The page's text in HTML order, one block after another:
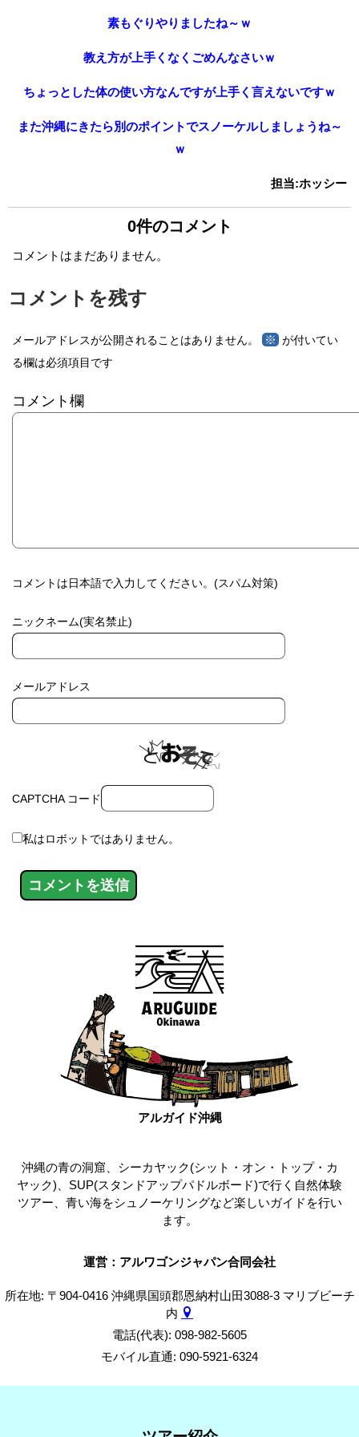
素もぐりやりましたね～ｗ
教え方が上手くなくごめんなさいｗ
ちょっとした体の使い方なんですが上手く言えないですｗ
また沖縄にきたら別のポイントでスノーケルしましょうね～
ｗ
担当:ホッシー
0件のコメント
コメントはまだありません。
コメントを残す
メールアドレスが公開されることはありません。 ※ が付いてい
る欄は必須項目です
コメント欄
コメントは日本語で入力してください。(スパム対策)
ニックネーム(実名禁止)
メールアドレス
CAPTCHA コード
私はロボットではありません。
アルガイド沖縄
沖縄の青の洞窟、シーカヤック(シット・オン・トップ・カ
ヤック)、SUP(スタンドアップパドルボード)で行く自然体験
ツアー、青い海をシュノーケリングなど楽しいガイドを行い
ます。
運営：アルワゴンジャパン合同会社
所在地: 〒904-0416 沖縄県国頭郡恩納村山田3088-3 マリブビーチ
内
電話(代表): 098-982-5605
モバイル直通: 090-5921-6324